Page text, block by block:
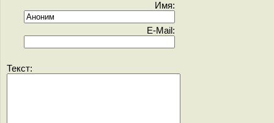
Имя:
E-Mail:
Текст: